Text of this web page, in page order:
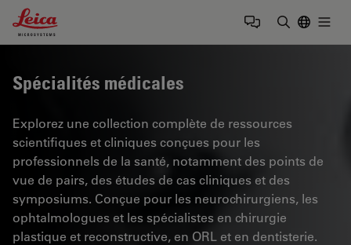
Leica Microsystems Logo
Spécialités médicales
Explorez une collection complète de ressources
scientifiques et cliniques conçues pour les
professionnels de la santé, notamment des points de
vue de pairs, des études de cas cliniques et des
symposiums. Conçue pour les neurochirurgiens, les
ophtalmologues et les spécialistes en chirurgie
plastique et reconstructive, en ORL et en dentisterie.